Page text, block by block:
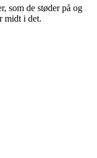
som de støder på og
midt i det.